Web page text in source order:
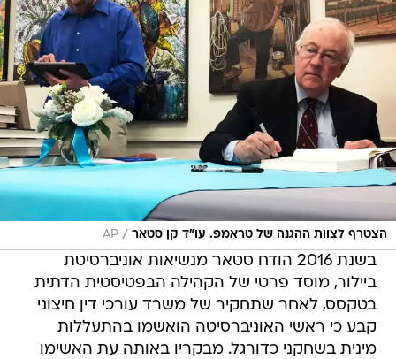
הצטרף לצוות ההגנה של טראמפ. עו"ד קן סטאר /
AP
בשנת 2016 הודח סטאר מנשיאות אוניברסיטת
ביילור, מוסד פרטי של הקהילה הבפטיסטית הדתית
בטקסס, לאחר שתחקיר של משרד עורכי דין חיצוני
קבע כי ראשי האוניברסיטה הואשמו בהתעללות
מינית בשחקני כדורגל. מבקריו באותה עת האשימו